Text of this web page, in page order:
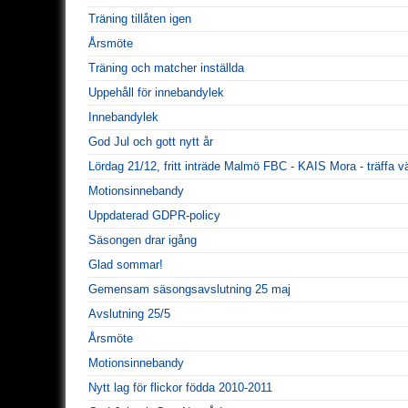
Träning tillåten igen
Årsmöte
Träning och matcher inställda
Uppehåll för innebandylek
Innebandylek
God Jul och gott nytt år
Lördag 21/12, fritt inträde Malmö FBC - KAIS Mora - träffa
Motionsinnebandy
Uppdaterad GDPR-policy
Säsongen drar igång
Glad sommar!
Gemensam säsongsavslutning 25 maj
Avslutning 25/5
Årsmöte
Motionsinnebandy
Nytt lag för flickor födda 2010-2011